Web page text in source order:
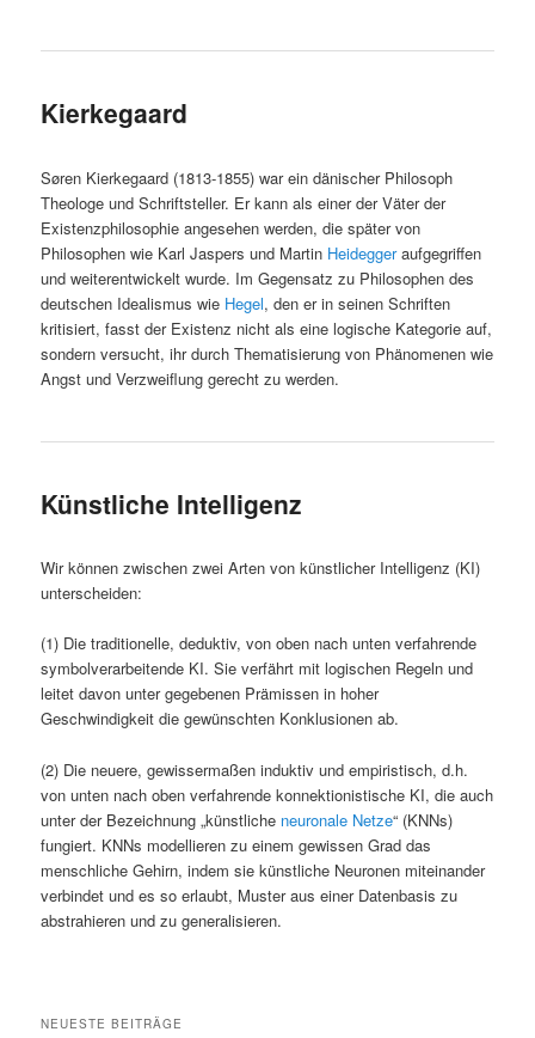
Kierkegaard
Søren Kierkegaard (1813-1855) war ein dänischer Philosoph
Theologe und Schriftsteller. Er kann als einer der Väter der
Existenzphilosophie angesehen werden, die später von
Philosophen wie Karl Jaspers und Martin Heideggeraufgegriffen
und weiterentwickelt wurde. Im Gegensatz zu Philosophen des
deutschen Idealismus wie Hegel, den er in seinen Schriften
kritisiert, fasst der Existenz nicht als eine logische Kategorie auf,
sondern versucht, ihr durch Thematisierung von Phänomenen wie
Angst und Verzweiflung gerecht zu werden.
Künstliche Intelligenz
Wir können zwischen zwei Arten von künstlicher Intelligenz (KI)
unterscheiden:
(1) Die traditionelle, deduktiv, von oben nach unten verfahrende
symbolverarbeitende KI. Sie verfährt mit logischen Regeln und
leitet davon unter gegebenen Prämissen in hoher
Geschwindigkeit die gewünschten Konklusionen ab.
(2) Die neuere, gewissermaßen induktiv und empiristisch, d.h.
von unten nach oben verfahrende konnektionistische KI, die auch
unter der Bezeichnung „künstliche neuronale Netze“ (KNNs)
fungiert. KNNs modellieren zu einem gewissen Grad das
menschliche Gehirn, indem sie künstliche Neuronen miteinander
verbindet und es so erlaubt, Muster aus einer Datenbasis zu
abstrahieren und zu generalisieren.
NEUESTE BEITRÄGE